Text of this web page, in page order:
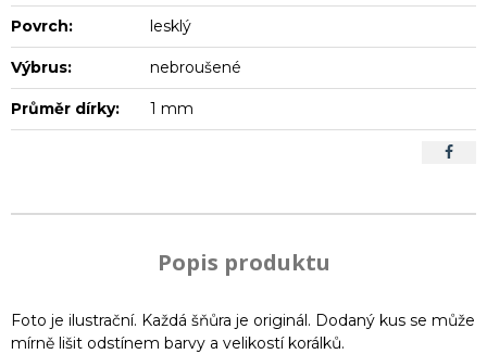
Povrch: lesklý
Výbrus: nebroušené
Průměr dírky: 1 mm
Popis produktu
Foto je ilustrační. Každá šňůra je originál. Dodaný kus se může
mírně lišit odstínem barvy a velikostí korálků.